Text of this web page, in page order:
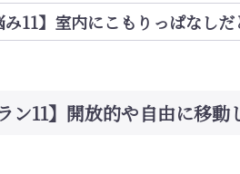
み11】室内にこもりっぱなし
ラン11】開放的や自由に移